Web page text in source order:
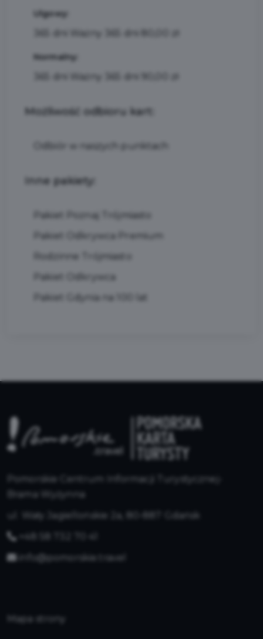
Ulgowy:
365 dni Ważny 365 dni 80,00 zł
Normalny:
365 dni Ważny 365 dni 90,00 zł
Możliwość odbioru kart:
Odbiór w naszych punktach
Inne pakiety:
Pakiet Poznaj Trójmiasto
Pakiet Odkrywca Premium
Rodzinne Trójmiasto
Pakiet Odkrywca
Pakiet Gdynia na 100 lat
Pomorskie Centrum Informacji Turystycznej-
Brama Wyżynna
ul. Wały Jagiellońskie 2a, 80-887 Gdańsk
+48 58 732 70 41
info@pomorskie.travel
Mapa strony